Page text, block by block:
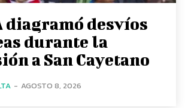
diagramó desvíos
durante la
a San Cayetano
- AGOSTO 8, 2026